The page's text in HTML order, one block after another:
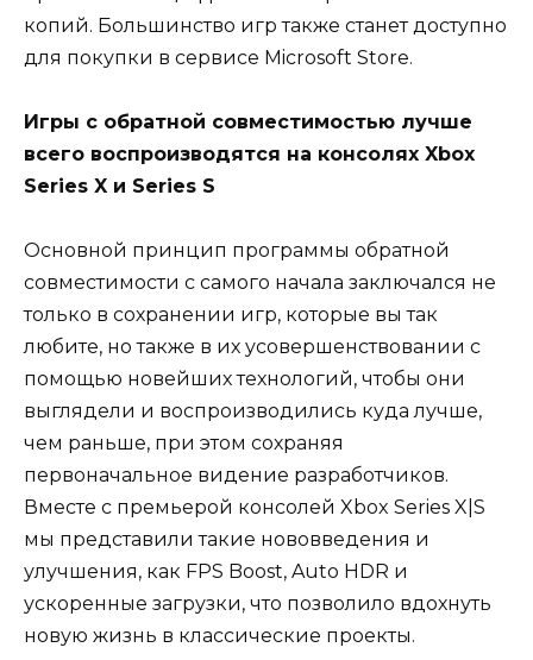
копий. Большинство игр также станет доступно
для покупки в сервисе Microsoft Store.
Игры с обратной совместимостью лучше
всего воспроизводятся на консолях Xbox
Series X и Series S
Основной принцип программы обратной
совместимости с самого начала заключался не
только в сохранении игр, которые вы так
любите, но также в их усовершенствовании с
помощью новейших технологий, чтобы они
выглядели и воспроизводились куда лучше,
чем раньше, при этом сохраняя
первоначальное видение разработчиков.
Вместе с премьерой консолей Xbox Series X|S
мы представили такие нововведения и
улучшения, как FPS Boost, Auto HDR и
ускоренные загрузки, что позволило вдохнуть
новую жизнь в классические проекты.